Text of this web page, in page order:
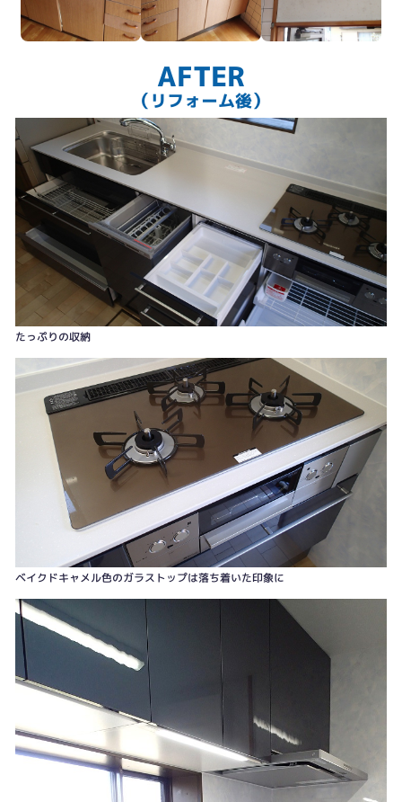
AFTER
（リフォーム後）
たっぷりの収納
ベイクドキャメル色のガラストップは落ち着いた印象に
ふた付の分電盤は見た目もスッキリ